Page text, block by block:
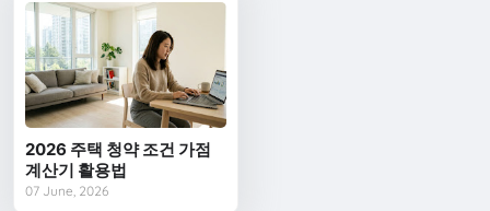
2026 주택 청약 조건 가점
계산기 활용법
07 June, 2026